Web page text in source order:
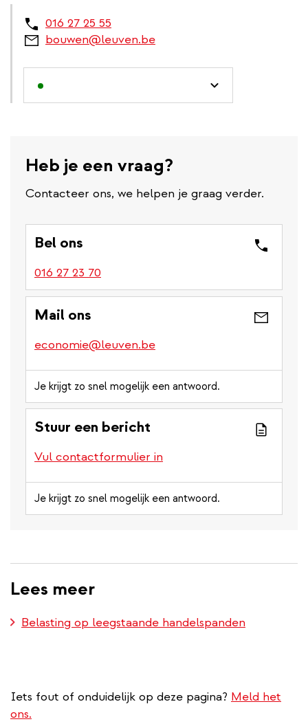
016 27 25 55
bouwen@leuven.be
Heb je een vraag?
Contacteer ons, we helpen je graag verder.
Bel ons
016 27 23 70
Mail ons
economie@leuven.be
Je krijgt zo snel mogelijk een antwoord.
Stuur een bericht
Vul contactformulier in
Je krijgt zo snel mogelijk een antwoord.
Lees meer
Belasting op leegstaande handelspanden
Iets fout of onduidelijk op deze pagina? Meld het
ons.